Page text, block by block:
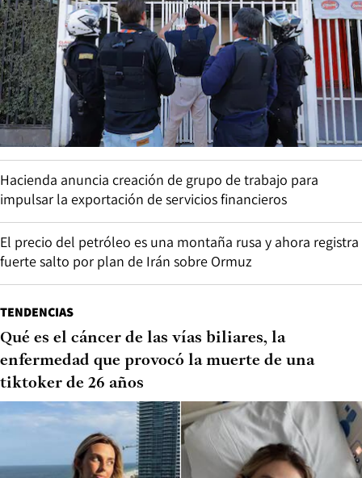
Hacienda anuncia creación de grupo de trabajo para
impulsar la exportación de servicios financieros
El precio del petróleo es una montaña rusa y ahora registra
fuerte salto por plan de Irán sobre Ormuz
TENDENCIAS
Qué es el cáncer de las vías biliares, la
enfermedad que provocó la muerte de una
tiktoker de 26 años